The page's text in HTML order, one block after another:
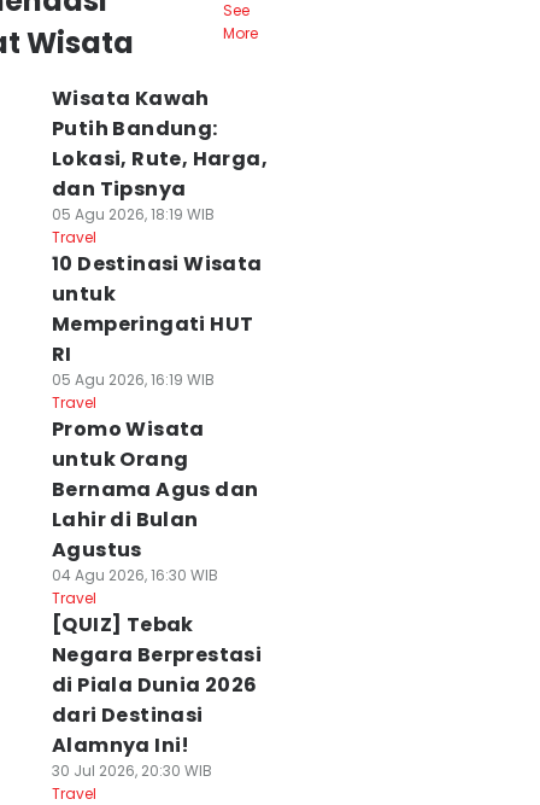
Wisata
See
More
Wisata Kawah
Putih Bandung:
Lokasi, Rute, Harga,
dan Tipsnya
05 Agu 2026, 18:19 WIB
Travel
10 Destinasi Wisata
untuk
Memperingati HUT
RI
05 Agu 2026, 16:19 WIB
Travel
Promo Wisata
untuk Orang
Bernama Agus dan
Lahir di Bulan
Agustus
04 Agu 2026, 16:30 WIB
Travel
[QUIZ] Tebak
Negara Berprestasi
di Piala Dunia 2026
dari Destinasi
Alamnya Ini!
30 Jul 2026, 20:30 WIB
Travel